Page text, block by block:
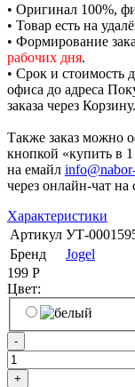
• Оригинал 100%,
• Товар есть на
• Формирование
рабочих дня.
• Срок и стоимость
офиса до адреса
заказа через Корзину.
Также заказ можно
кнопкой «купить в
на емайл
через онлайн-чат на
Характеристики
Артикул УТ-
Бренд
Jogel
199 Р
Цвет:
-
+